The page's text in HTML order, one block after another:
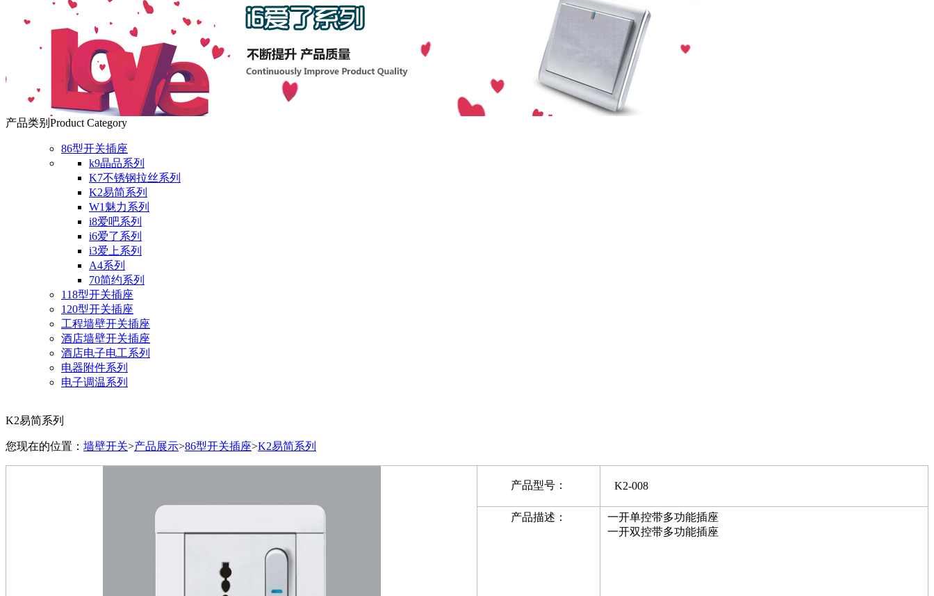
产品类别 Product Category
86型开关插座
k9晶品系列
K7不锈钢拉丝系列
K2易简系列
W1魅力系列
i8爱吧系列
i6爱了系列
i3爱上系列
A4系列
70简约系列
118型开关插座
120型开关插座
工程墙壁开关插座
酒店墙壁开关插座
酒店电子电工系列
电器附件系列
电子调温系列
K2易简系列
您现在的位置： 墙壁开关>产品展示>86型开关插座>K2易简系列
产品型号： K2-008
产品描述：
一开单控带多功能插座
一开双控带多功能插座